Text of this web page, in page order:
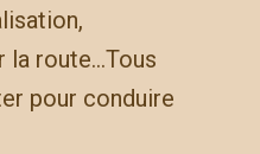
la route…Tous
pour conduire